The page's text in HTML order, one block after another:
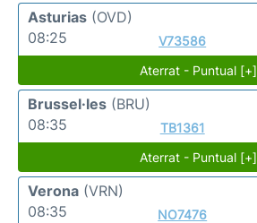
Asturias (OVD)
08:25
V73586
Aterrat - Puntual [+]
Brussel·les (BRU)
08:35
TB1361
Aterrat - Puntual [+]
Verona (VRN)
08:35
NO7476